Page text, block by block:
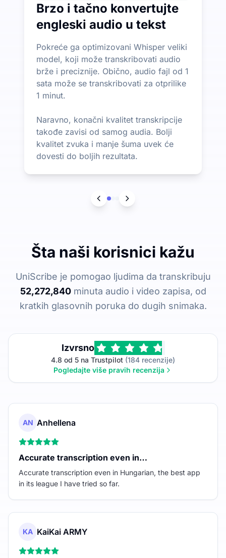
Brzo i tačno konvertujte
engleski audio u tekst
Pokreće ga optimizovani Whisper veliki
model, koji može transkribovati audio
brže i preciznije. Obično, audio fajl od 1
sata može se transkribovati za otprilike
1 minut.
Naravno, konačni kvalitet transkripcije
takođe zavisi od samog audia. Bolji
kvalitet zvuka i manje šuma uvek će
dovesti do boljih rezultata.
Šta naši korisnici kažu
UniScribe je pomogao ljudima da transkribuju
52,272,840minuta audio i video zapisa, od
kratkih glasovnih poruka do dugih snimaka.
Izvrsno
4.8 od 5 na Trustpilot (184 recenzije)
Pogledajte više pravih recenzija
AN Anhellena
Accurate transcription even in…
Accurate transcription even in Hungarian, the best app
in its league I have tried so far.
KA KaiKai ARMY